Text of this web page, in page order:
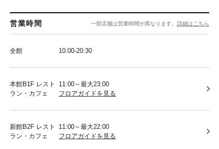
営業時間 一部店舗は営業時間が異なります。 詳細はこちら
全館 10:00-20:30
本館B1F レスト
ラン・カフェ
11:00～最大23:00
フロアガイドを見る
新館B2F レスト
ラン・カフェ
11:00～最大22:00
フロアガイドを見る